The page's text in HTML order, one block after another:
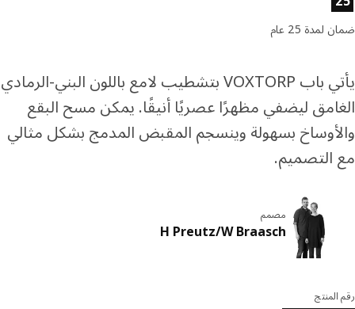
المزيد عن تمارا
25 عام
يأتي باب VOXTORP بتشطيب لامع باللون البني-الرمادي
ليضفي مظهرًا عصريًا أنيقًا. يمكن مسح البقع
بسهولة وينسجم المقبض المدمج بشكل مثالي
التصميم.
مصمم
H Preutz/W Braasch